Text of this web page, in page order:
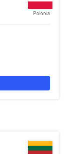
Polonia